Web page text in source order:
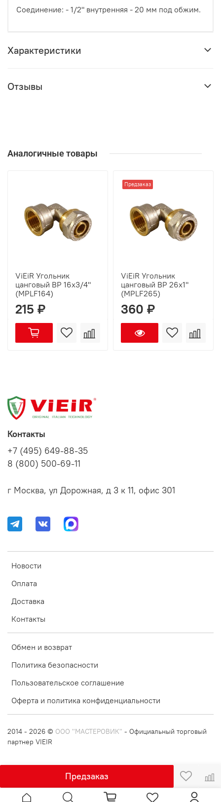
Предзаказ
Соединение: - 1/2" внутренняя - 20 мм под обжим.
Характеристики
Отзывы
Аналогичные товары
ViEiR Угольник
цанговый ВР 16х3/4"
(MPLF164)
215 ₽
Предзаказ
ViEiR Угольник
цанговый ВР 26х1"
(MPLF265)
360 ₽
Новости
Оплата
Доставка
Контакты
Обмен и возврат
Политика безопасности
Пользовательское соглашение
Оферта и политика конфиденциальности
Контакты
+7 (495) 649-88-35
8 (800) 500-69-11
г Москва, ул Дорожная, д 3 к 11, офис 301
2014 - 2026 © ООО "МАСТЕРОВИК" - Официальный торговый
партнер VIEIR